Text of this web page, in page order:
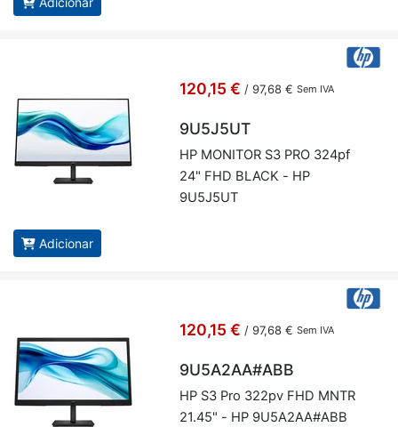
120,15 € / 97,68 € Sem IVA
9U5J5UT
HP MO­NITOR S3 PRO 324pf
24" FHD BLACK - HP
9U5J5UT
Adicionar
120,15 € / 97,68 € Sem IVA
9U5A2AA#ABB
HP S3 Pro 322pv FHD MNTR
21.45" - HP 9U5A2AA#ABB